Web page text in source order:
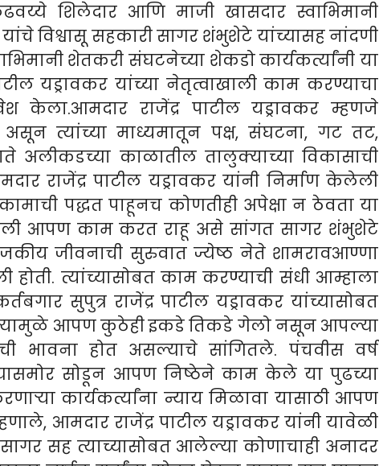
शिलेदार आणि माजी खासदार स्वाभिमानी
विश्वासू सहकारी सागर शंभुशेटे यांच्यासह नांदणी
शेतकरी संघटनेच्या शेकडो कार्यकर्त्यांनी या
यड्रावकर यांच्या नेतृत्वाखाली काम करण्याचा
केला.आमदार राजेंद्र पाटील यड्रावकर म्हणजे
त्यांच्या माध्यमातून पक्ष, संघटना, गट तट,
काळातील तालुक्याच्या विकासाची
राजेंद्र पाटील यड्रावकर यांनी निर्माण केलेली
पद्धत पाहूनच कोणतीही अपेक्षा न ठेवता या
आपण काम करत राहू असे सांगत सागर शंभुशेटे
जीवनाची सुरुवात ज्येष्ठ नेते शामरावआण्णा
होती. त्यांच्यासोबत काम करण्याची संधी आम्हाला
सुपुत्र राजेंद्र पाटील यड्रावकर यांच्यासोबत
आपण कुठेही इकडे तिकडे गेलो नसून आपल्या
भावना होत असल्याचे सांगितले. पंचवीस वर्ष
सोडून आपण निष्ठेने काम केले या पुढच्या
कार्यकर्त्यांना न्याय मिळावा यासाठी आपण
आमदार राजेंद्र पाटील यड्रावकर यांनी यावेळी
सह त्याच्यासोबत आलेल्या कोणाचाही अनादर